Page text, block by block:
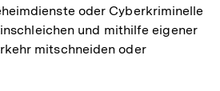
oder Cyberkriminelle
und mithilfe eigener
mitschneiden oder